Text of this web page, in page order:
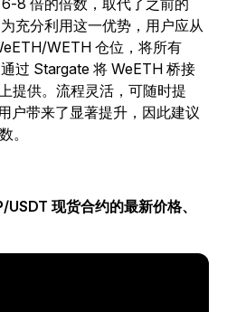
8 倍的倍数，取代了之前的
为充分利用这一优势，用户应从
WETH 仓位，将所有
过 Stargate 将 WeETH 桥接
提供。流程灵活，可随时提
户带来了显著提升，因此建议
。
现货合约的最新价格、